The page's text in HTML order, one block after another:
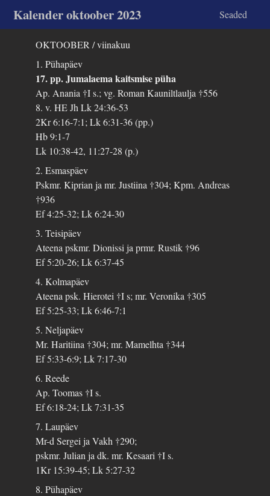
Kalender oktoober 2023 Seaded
OKTOOBER / viinakuu
1. Pühapäev
17. pp. Jumalaema kaitsmise püha
Ap. Anania †I s.; vg. Roman Kauniltlaulja †556
8. v. HE Jh Lk 24:36-53
2Kr 6:16-7:1; Lk 6:31-36 (pp.)
Hb 9:1-7
Lk 10:38-42, 11:27-28 (p.)
2. Esmaspäev
Pskmr. Kiprian ja mr. Justiina †304; Kpm. Andreas
†936
Ef 4:25-32; Lk 6:24-30
3. Teisipäev
Ateena pskmr. Dionissi ja prmr. Rustik †96
Ef 5:20-26; Lk 6:37-45
4. Kolmapäev
Ateena psk. Hierotei †I s; mr. Veronika †305
Ef 5:25-33; Lk 6:46-7:1
5. Neljapäev
Mr. Haritiina †304; mr. Mamelhta †344
Ef 5:33-6:9; Lk 7:17-30
6. Reede
Ap. Toomas †I s.
Ef 6:18-24; Lk 7:31-35
7. Laupäev
Mr-d Sergei ja Vakh †290;
pskmr. Julian ja dk. mr. Kesaari †I s.
1Kr 15:39-45; Lk 5:27-32
8. Pühapäev